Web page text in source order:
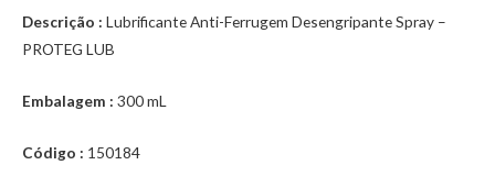
Descrição : Lubrificante Anti-Ferrugem Desengripante Spray –
PROTEG LUB
Embalagem : 300 mL
Código : 150184